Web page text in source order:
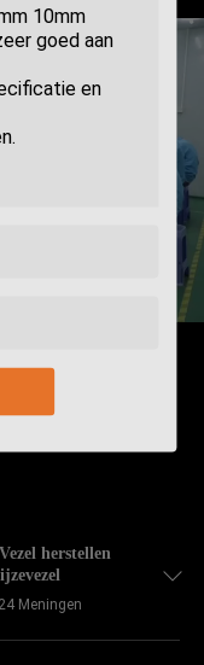
herstellen
24 Meningen